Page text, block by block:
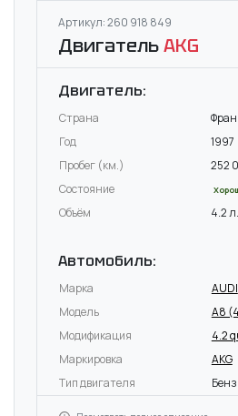
Артикул: 260 918 849
ДвигательAKG
Двигатель:
Страна
Год
1997
Пробег (км.)
252
Состояние
Объём 4.2
Автомобиль:
Марка
AUDI
Модель
A8
Модификация
4.2
Маркировка
AKG
Тип двигателя